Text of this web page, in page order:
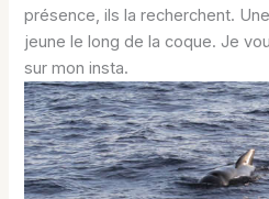
présence, ils la recherchent.
jeune le long de la coque. Je
sur mon insta.